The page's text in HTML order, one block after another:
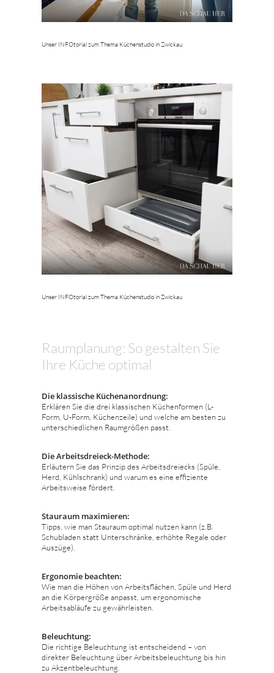
Unser INFOtorial zum Thema Küchenstudio in Zwickau
Unser INFOtorial zum Thema Küchenstudio in Zwickau
Raumplanung: So gestalten Sie
Ihre Küche optimal
Die klassische Küchenanordnung:
Erklären Sie die drei klassischen Küchenformen (L-
Form, U-Form, Küchenzeile) und welche am besten zu
unterschiedlichen Raumgrößen passt.
Die Arbeitsdreieck-Methode:
Erläutern Sie das Prinzip des Arbeitsdreiecks (Spüle,
Herd, Kühlschrank) und warum es eine effiziente
Arbeitsweise fördert.
Stauraum maximieren:
Tipps, wie man Stauraum optimal nutzen kann (z.B.
Schubladen statt Unterschränke, erhöhte Regale oder
Auszüge).
Ergonomie beachten:
Wie man die Höhen von Arbeitsflächen, Spüle und Herd
an die Körpergröße anpasst, um ergonomische
Arbeitsabläufe zu gewährleisten.
Beleuchtung:
Die richtige Beleuchtung ist entscheidend – von
direkter Beleuchtung über Arbeitsbeleuchtung bis hin
zu Akzentbeleuchtung.